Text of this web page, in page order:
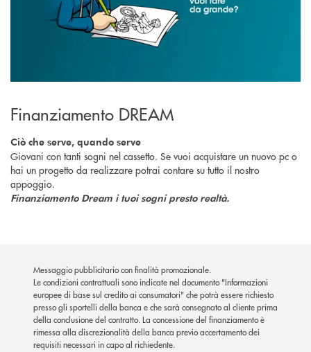
Finanziamento DREAM
Ciò che serve, quando serve
Giovani con tanti sogni nel cassetto. Se vuoi acquistare un nuovo pc o
hai un progetto da realizzare potrai contare su tutto il nostro
appoggio.
Finanziamento Dream i tuoi sogni presto realtà.
Messaggio pubblicitario con finalità promozionale.
Le condizioni contrattuali sono indicate nel documento "Informazioni
europee di base sul credito ai consumatori" che potrà essere richiesto
presso gli sportelli della banca e che sarà consegnato al cliente prima
della conclusione del contratto. La concessione del finanziamento è
rimessa alla discrezionalità della banca previo accertamento dei
requisiti necessari in capo al richiedente.